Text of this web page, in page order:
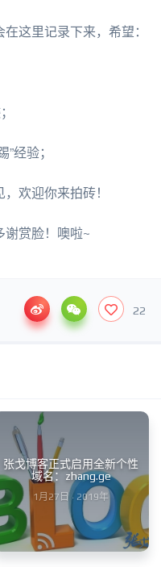
这里记录下来，希望：
经验；
欢迎你来拍砖！
谢赏脸！噢啦~
22
张戈博客正式启用全新个性
域名：zhang.ge
1月27日 · 2019年